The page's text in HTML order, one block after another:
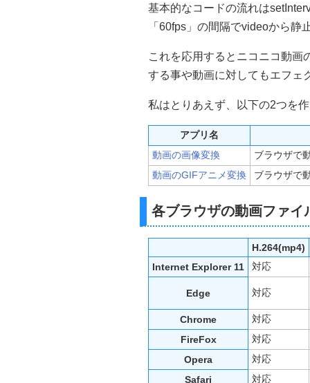
  src_ctx
.drawImage(
function onAddFile (event) {
var files;
var filename
    files
= event. target.files;
    files
= event.dataTransfer.
if (files[ undefined
    filename
= files[0].name;
var ext = filename.split ('.' );
    ext
= ext[ext.length 1
// 動画が再生できる状態
onloadeddata =
// 最大横幅を640にする
640;
if(src_video .videoWidth
var aspectratio =
var
another = Math
        src_video
width
        src_video
height
}else
        src_video
width
基本的なコードの流れは
「60fps」の間隔でvideoから静
これを応用するとニコニコ動画
する事や動画に対してもエフェ
私はとりあえず、以下の2つを作
アプリ名
動画の画像変換
ブラウザで
動画のGIFアニメ変換
ブラウザで
各ブラウザの動画ファイ
H.264(mp4)
Internet Explorer 11
対応
Edge 対応
Chrome 対応
FireFox
対応
Opera
対応
Safari
対応